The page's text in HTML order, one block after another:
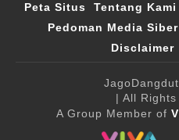
Peta Situs Tentang Kami
Pedoman Media Siber
Disclaimer
| All
A Group Member of